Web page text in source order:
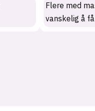
Flere med
vanskelig å